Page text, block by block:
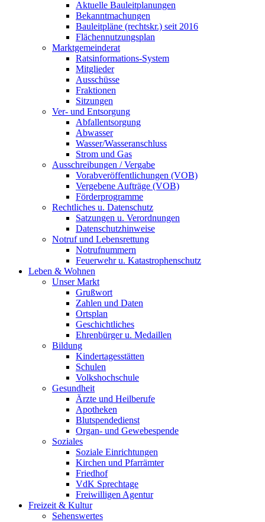
Aktuelle Bauleitplanungen
Bekanntmachungen
Bauleitpläne (rechtskr.) seit 2016
Flächennutzungsplan
Marktgemeinderat
Ratsinformations-System
Mitglieder
Ausschüsse
Fraktionen
Sitzungen
Ver- und Entsorgung
Abfallentsorgung
Abwasser
Wasser/Wasseranschluss
Strom und Gas
Ausschreibungen / Vergabe
Vorabveröffentlichungen (VOB)
Vergebene Aufträge (VOB)
Förderprogramme
Rechtliches u. Datenschutz
Satzungen u. Verordnungen
Datenschutzhinweise
Notruf und Lebensrettung
Notrufnummern
Feuerwehr u. Katastrophenschutz
Leben & Wohnen
Unser Markt
Grußwort
Zahlen und Daten
Ortsplan
Geschichtliches
Ehrenbürger u. Medaillen
Bildung
Kindertagesstätten
Schulen
Volkshochschule
Gesundheit
Ärzte und Heilberufe
Apotheken
Blutspendedienst
Organ- und Gewebespende
Soziales
Soziale Einrichtungen
Kirchen und Pfarrämter
Friedhof
VdK Sprechtage
Freiwilligen Agentur
Freizeit & Kultur
Sehenswertes